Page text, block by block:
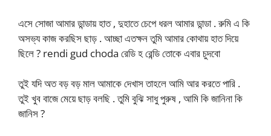
এসে সোজা আমার ডান্ডায় হাত , দুহাতে চেপে ধরল আমার ডান্ডা . রুমি এ কি
অসভ্য কাজ করছিস ছাড় . আচ্ছা এতক্ষন তুমি আমার কোথায় হাত দিয়ে
ছিলে ? rendi gud choda রেডি হ রেন্ডি তোকে এবার চুদবো
তুই যদি অত বড় বড় মাল আমাকে দেখাস তাহলে আমি আর করতে পারি .
তুই খুব বাজে মেয়ে ছাড় বলছি . তুমি বুঝি সাধু পুরুষ , আমি কি জানিনা কি
জানিস ?